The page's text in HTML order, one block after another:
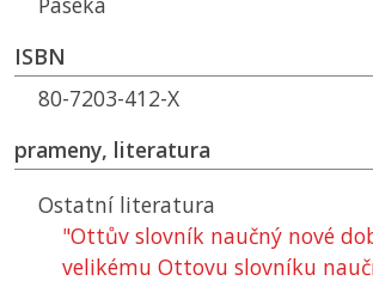
ISBN
80-7203-412-X
prameny, literatura
Ostatní literatura
"Ottův slovník naučný nové
velikému Ottovu slovníku